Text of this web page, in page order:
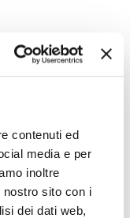
contenuti ed
media e per
inoltre
sito con i
dei dati web,